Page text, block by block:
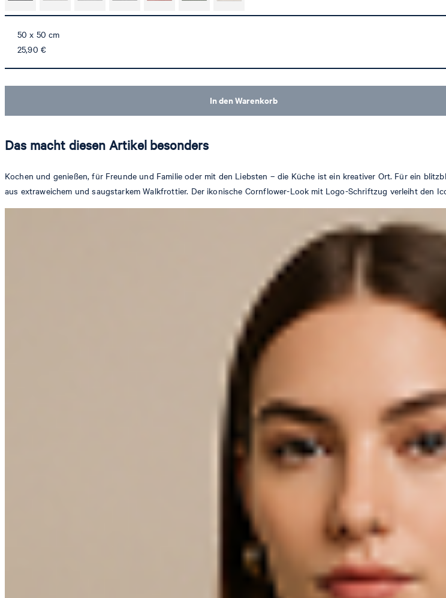
50 x 50 cm
25,90 €
In den Warenkorb
Das macht diesen Artikel besonders
Kochen und genießen, für Freunde und Familie oder mit den Liebsten – die Küche ist ein kreativer Ort. Für ein
aus extraweichem und saugstarkem Walkfrottier. Der ikonische Cornflower-Look mit Logo-Schriftzug verleiht den